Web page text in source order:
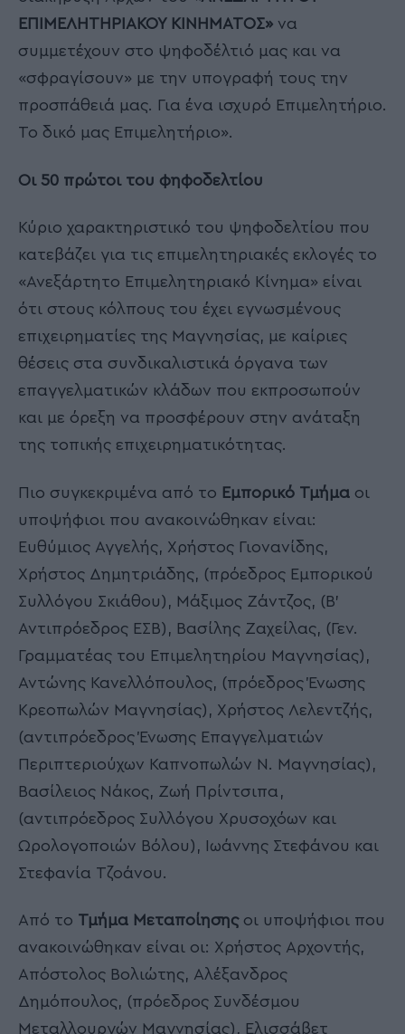
ΕΠΙΜΕΛΗΤΗΡΙΑΚΟΥ ΚΙΝΗΜΑΤΟΣ» να
συμμετέχουν στο ψηφοδέλτιό μας και να
«σφραγίσουν» με την υπογραφή τους την
προσπάθειά μας. Για ένα ισχυρό Επιμελητήριο.
Το δικό μας Επιμελητήριο».
Οι 50 πρώτοι του φηφοδελτίου
Κύριο χαρακτηριστικό του ψηφοδελτίου που
κατεβάζει για τις επιμελητηριακές εκλογές το
«Ανεξάρτητο Επιμελητηριακό Κίνημα» είναι
ότι στους κόλπους του έχει εγνωσμένους
επιχειρηματίες της Μαγνησίας, με καίριες
θέσεις στα συνδικαλιστικά όργανα των
επαγγελματικών κλάδων που εκπροσωπούν
και με όρεξη να προσφέρουν στην ανάταξη
της τοπικής επιχειρηματικότητας.
Πιο συγκεκριμένα από το Εμπορικό Τμήμα οι
υποψήφιοι που ανακοινώθηκαν είναι:
Ευθύμιος Αγγελής, Χρήστος Γιονανίδης,
Χρήστος Δημητριάδης, (πρόεδρος Εμπορικού
Συλλόγου Σκιάθου), Μάξιμος Ζάντζος, (Β’
Αντιπρόεδρος ΕΣΒ), Βασίλης Ζαχείλας, (Γεν.
Γραμματέας του Επιμελητηρίου Μαγνησίας),
Αντώνης Κανελλόπουλος, (πρόεδρος Ένωσης
Κρεοπωλών Μαγνησίας), Χρήστος Λελεντζής,
(αντιπρόεδρος Ένωσης Επαγγελματιών
Περιπτεριούχων Καπνοπωλών Ν. Μαγνησίας),
Βασίλειος Νάκος, Ζωή Πρίντσιπα,
(αντιπρόεδρος Συλλόγου Χρυσοχόων και
Ωρολογοποιών Βόλου), Ιωάννης Στεφάνου και
Στεφανία Τζοάνου.
Από το Τμήμα Μεταποίησηςοι υποψήφιοι που
ανακοινώθηκαν είναι οι: Χρήστος Αρχοντής,
Απόστολος Βολιώτης, Αλέξανδρος
Δημόπουλος, (πρόεδρος Συνδέσμου
Μεταλλουργών Μαγνησίας), Ελισσάβετ